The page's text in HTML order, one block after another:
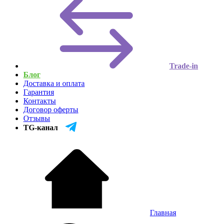
Trade-in
Блог
Доставка и оплата
Гарантия
Контакты
Договор оферты
Отзывы
TG-канал
Главная